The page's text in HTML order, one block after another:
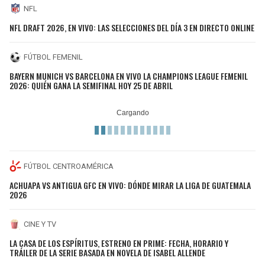
NFL
NFL DRAFT 2026, EN VIVO: LAS SELECCIONES DEL DÍA 3 EN DIRECTO ONLINE
FÚTBOL FEMENIL
BAYERN MUNICH VS BARCELONA EN VIVO LA CHAMPIONS LEAGUE FEMENIL
2026: QUIÉN GANA LA SEMIFINAL HOY 25 DE ABRIL
FÚTBOL CENTROAMÉRICA
ACHUAPA VS ANTIGUA GFC EN VIVO: DÓNDE MIRAR LA LIGA DE GUATEMALA
2026
CINE Y TV
LA CASA DE LOS ESPÍRITUS, ESTRENO EN PRIME: FECHA, HORARIO Y
TRÁILER DE LA SERIE BASADA EN NOVELA DE ISABEL ALLENDE